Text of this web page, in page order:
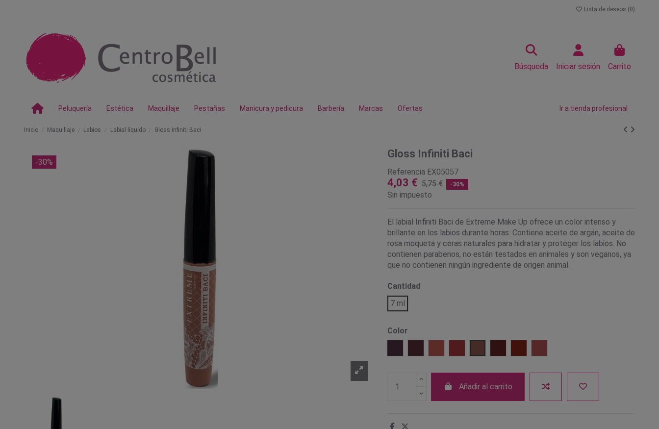
Lista de deseos (0)
Búsqueda Iniciar sesión Carrito
Peluquería Estética Maquillaje Pestañas Manicura y pedicura Barbería Marcas Ofertas Ir a tienda profesional
Inicio Maquillaje Labios Labial líquido Gloss Infiniti Baci
-30%
Gloss Infiniti Baci
Referencia EX05057
4,03 € 5,75 € -30%
Sin impuesto
El labial Infiniti Baci de Extreme Make Up ofrece un color intenso y
brillante en los labios durante horas. Contiene aceite de argán, aceite de
rosa moqueta y ceras naturales para hidratar y proteger los labios. No
contienen parabenos, no están testados en animales y son veganos, ya
que no contienen ningún ingrediente de origen animal.
Cantidad
7 ml
Color
Añadir al carrito